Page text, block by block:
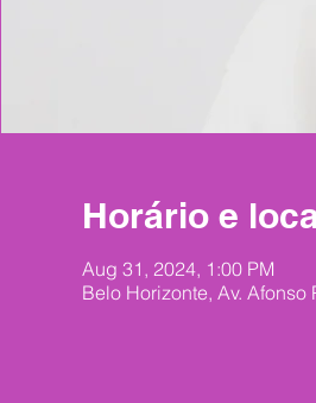
Horário e
Aug 31, 2024, 1:00 PM
Belo Horizonte, Av.